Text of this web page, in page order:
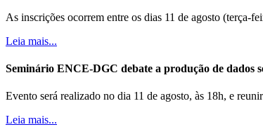
As inscrições ocorrem entre os dias 11 de agosto (terça-
Leia mais...
Seminário ENCE-DGC debate a produção de dados
Evento será realizado no dia 11 de agosto, às 18h, e
Leia mais...